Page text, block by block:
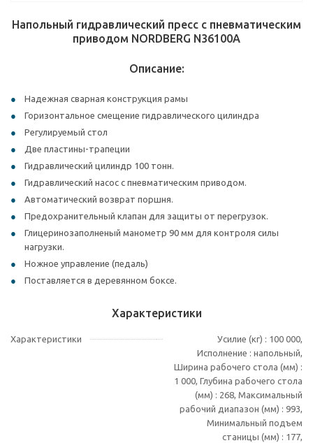
Напольный гидравлический пресс с пневматическим
приводом NORDBERG N36100A
Описание:
Надежная сварная конструкция рамы
Горизонтальное смещение гидравлического цилиндра
Регулируемый стол
Две пластины-трапеции
Гидравлический цилиндр 100 тонн.
Гидравлический насос с пневматическим приводом.
Автоматический возврат поршня.
Предохранительный клапан для защиты от перегрузок.
Глицеринозаполненый манометр 90 мм для контроля силы
нагрузки.
Ножное управление (педаль)
Поставляется в деревянном боксе.
Характеристики
Характеристики
Усилие (кг) : 100 000,
Исполнение : напольный,
Ширина рабочего стола (мм) :
1 000, Глубина рабочего стола
(мм) : 268, Максимальный
рабочий диапазон (мм) : 993,
Минимальный подъем
станицы (мм) : 177,